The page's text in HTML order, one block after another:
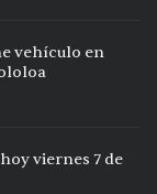
vehículo en
viernes 7 de